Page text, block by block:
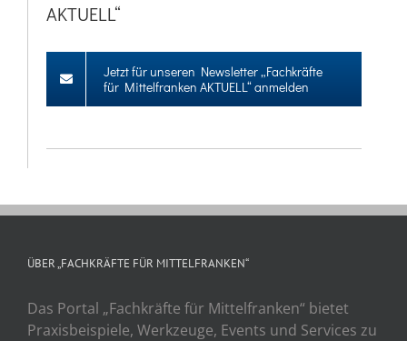
AKTUELL“
Jetzt für unseren Newsletter „Fachkräfte
für Mittelfranken AKTUELL“ anmelden
ÜBER „FACHKRÄFTE FÜR MITTELFRANKEN“
Das Portal „Fachkräfte für Mittelfranken“ bietet
Praxisbeispiele, Werkzeuge, Events und Services zu